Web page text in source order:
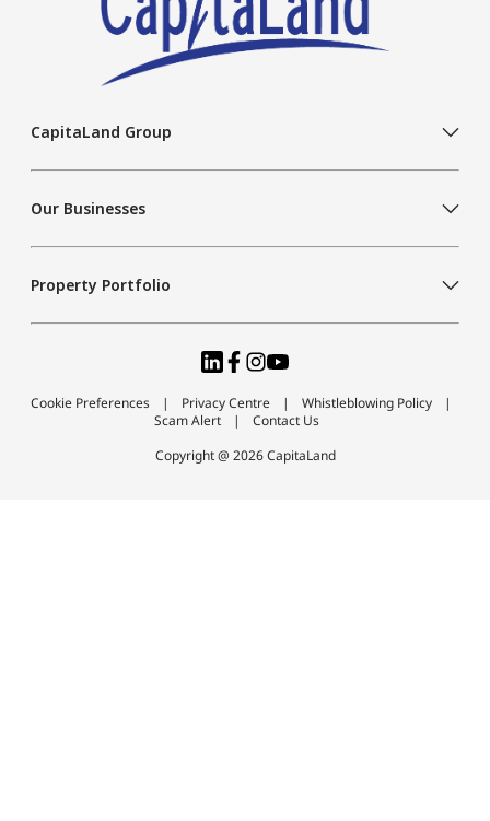
CapitaLand Group
Our Businesses
Property Portfolio
Cookie Preferences Privacy Centre
Whistleblowing Policy
Scam Alert
Contact Us
Copyright @ 2026 CapitaLand